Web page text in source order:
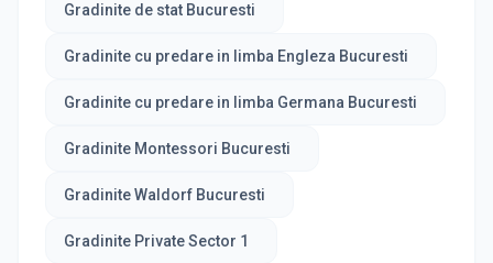
Gradinite de stat Bucuresti
Gradinite cu predare in limba Engleza Bucuresti
Gradinite cu predare in limba Germana Bucuresti
Gradinite Montessori Bucuresti
Gradinite Waldorf Bucuresti
Gradinite Private Sector 1